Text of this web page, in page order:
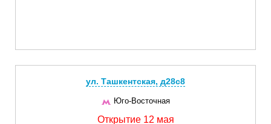
ул. Ташкентская, д28с8
Юго-Восточная
Открытие 12 мая